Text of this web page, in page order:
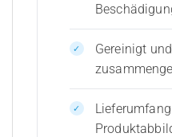
Gereinigt